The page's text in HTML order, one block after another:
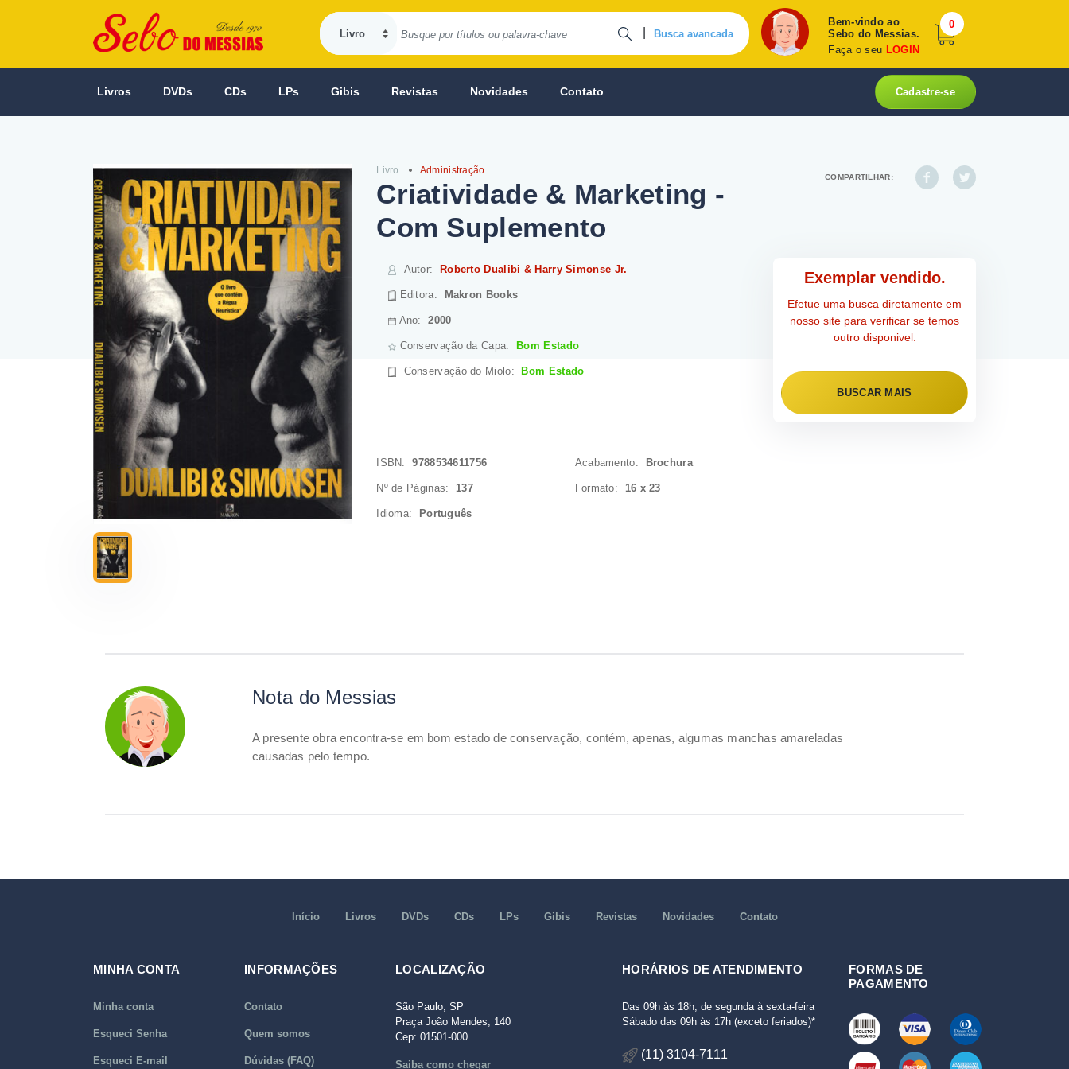
Busca avancada
Bem-vindo ao
Sebo do Messias.
Faça o seu LOGIN
0
Livros DVDs CDs LPs Gibis Revistas Novidades Contato Cadastre-se
Livro Administração
Criatividade & Marketing -
Com Suplemento
Autor: Roberto Dualibi & Harry Simonse Jr.
Editora: Makron Books
Ano:2000
Conservação da Capa: Bom Estado
Conservação do Miolo: Bom Estado
ISBN:9788534611756 Acabamento: Brochura
Nº de Páginas:137 Formato: 16 x 23
Idioma: Português
COMPARTILHAR:
Exemplar vendido.
Efetue uma busca diretamente em
nosso site para verificar se temos
outro disponivel.
BUSCAR MAIS
Nota do Messias
A presente obra encontra-se em bom estado de conservação, contém, apenas, algumas manchas amareladas
causadas pelo tempo.
Início Livros DVDs CDs LPs Gibis Revistas Novidades Contato
MINHA CONTA
Minha conta
Esqueci Senha
Esqueci E-mail
INFORMAÇÕES
Contato
Quem somos
Dúvidas (FAQ)
LOCALIZAÇÃO
São Paulo, SP
Praça João Mendes, 140
Cep: 01501-000
Saiba como chegar
HORÁRIOS DE ATENDIMENTO
Das 09h às 18h, de segunda à sexta-feira
Sábado das 09h às 17h (exceto feriados)*
(11) 3104-7111
FORMAS DE
PAGAMENTO